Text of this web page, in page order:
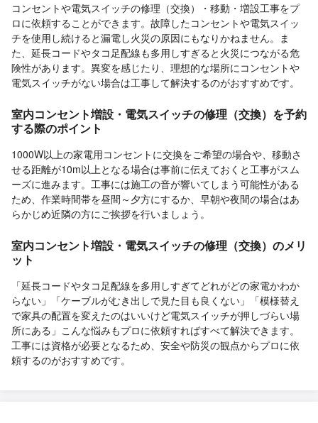
コンセントや電気スイッチの修理（交換）・移動・増設工事をプ
ロに依頼することができます。故障したコンセントや電気スイッ
チを使用し続けると漏電し火災の原因にもなりかねません。ま
た、延長コードやタコ足配線も多用しすぎると火災につながる危
険性があります。異変を感じたり、理想的な場所にコンセントや
電気スイッチがない場合は工事して解決するのがおすすめです。
室内コンセント増設・電気スイッチの修理（交換）を予約
する際のポイント
1000W以上の家電用コンセントに交換をご希望の場合や、移動さ
せる距離が10m以上となる場合は事前に伝えておくと工事がスム
ーズに進みます。工事には施工の音が響いてしまう可能性がある
ため、作業時間帯を昼間～夕方にするか、早朝や夜間の場合はあ
らかじめ近隣の方にご挨拶を行いましょう。
室内コンセント増設・電気スイッチの修理（交換）のメリ
ット
「延長コードやタコ足配線を多用しすぎてどれがどの家電かわか
らない」「ケーブルがむき出しで見た目も良くない」「模様替え
で家具の配置を変えたのはいいけど電気スイッチが押しづらい場
所にある」こんな悩みもプロに依頼すればすべて解決できます。
工事には資格が必要となるため、安全や防災の観点からプロに依
頼するのがおすすめです。